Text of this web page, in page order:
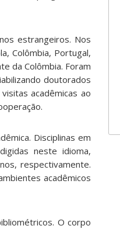
estrangeiros. Nos
Colômbia, Portugal,
da Colômbia. Foram
doutorados
acadêmicas ao
Disciplinas em
neste idioma,
respectivamente.
acadêmicos
O corpo